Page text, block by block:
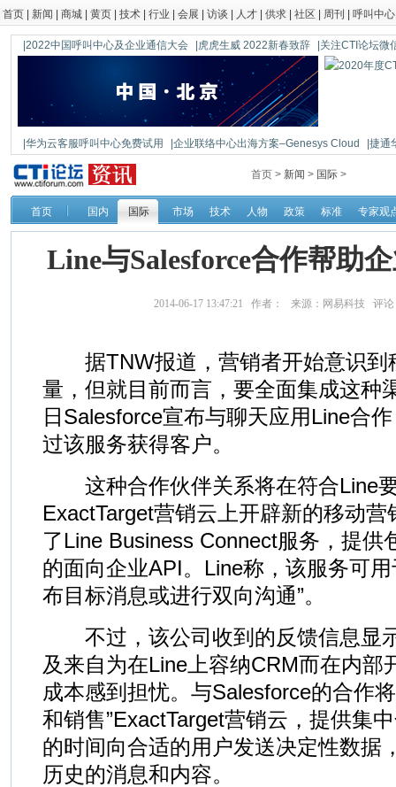
首页 新闻 商城 黄页 技术 行业 会展 访谈 人才 供求 社区 周刊 呼叫中心
|2022中国呼叫中心及企业通信大会 |虎虎生威 2022新春致辞 |关注CTI论坛微
|华为云客服呼叫中心免费试用 |企业联络中心出海方案–Genesys Cloud
|捷通
|鼎信通达新一代语音网关DAG1000-4S
首页 > 新闻 > 国际 >
首页 国内 国际 市场 技术 人物 政策 标准 专家观
Line与Salesforce合作帮助
2014-06-17 13:47:21 作者： 来源：网易科技 评论
据TNW报道，营销者开始意识到
量，但就目前而言，要全面集成这种
日Salesforce宣布与聊天应用Line合
过该服务获得客户。
这种合作伙伴关系将在符合Line
ExactTarget营销云上开辟新的移动
了Line Business Connect服务，提供
的面向企业API。Line称，该服务可
布目标消息或进行双向沟通”。
不过，该公司收到的反馈信息显
及来自为在Line上容纳CRM而在内部
成本感到担忧。与Salesforce的合作
和销售”ExactTarget营销云，提供集
的时间向合适的用户发送决定性数据
历史的消息和内容。